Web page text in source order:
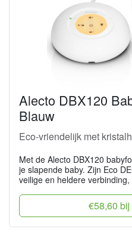
Alecto DBX120
Blauw
Eco-vriendelijk met
Met de Alecto DBX120
je slapende baby. Zijn Eco
veilige en heldere
€58,60